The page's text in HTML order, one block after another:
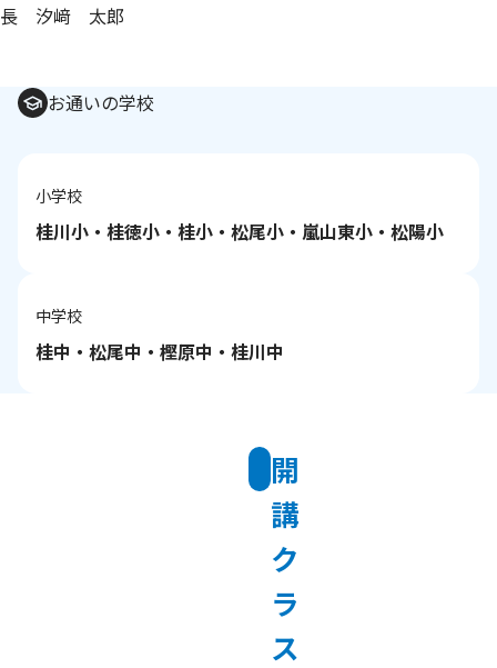
長 汐﨑 太郎
お通いの学校
小学校
桂川小・桂徳小・桂小・松尾小・嵐山東小・松陽小
中学校
桂中・松尾中・樫原中・桂川中
開
講
ク
ラ
ス